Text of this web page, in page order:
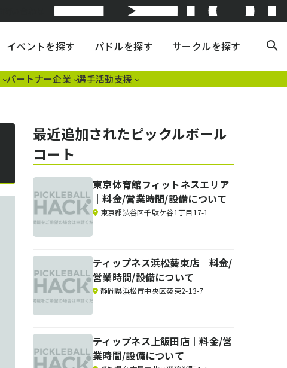
イベントを探す パドルを探す サークルを探す
パートナー企業 選手活動支援
最近追加されたピックルボール
コート
東京体育館フィットネスエリア
｜料金/営業時間/設備について
東京都渋谷区千駄ケ谷1丁目17-1
ティップネス浜松葵東店｜料金/
営業時間/設備について
静岡県浜松市中央区葵東2-13-7
ティップネス上飯田店｜料金/営
業時間/設備について